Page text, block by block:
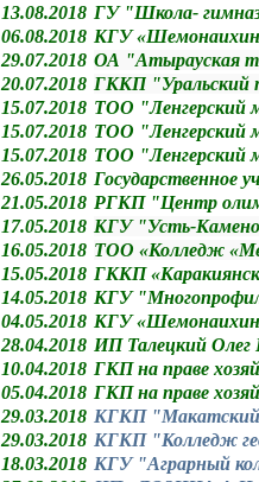
13.08.2018 ГУ "Школа-
06.08.2018 КГУ
29.07.2018 ОА "Атырауская
20.07.2018 ГККП "Уральский
15.07.2018 ТОО "Ленгерский
15.07.2018 ТОО "Ленгерский
15.07.2018 ТОО "Ленгерский
26.05.2018 Государственное
21.05.2018 РГКП "Центр
17.05.2018 КГУ "Усть-
16.05.2018 ТОО «Колледж
15.05.2018 ГККП
14.05.2018 КГУ
04.05.2018 КГУ
28.04.2018 ИП Талецкий Олег
10.04.2018 ГКП на праве
05.04.2018 ГКП на праве
29.03.2018 КГКП "Макатский
29.03.2018 КГКП "Колледж
18.03.2018 КГУ "Аграрный